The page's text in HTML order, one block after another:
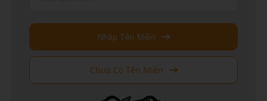
Nhập Tên Miền
Chưa Có Tên Miền